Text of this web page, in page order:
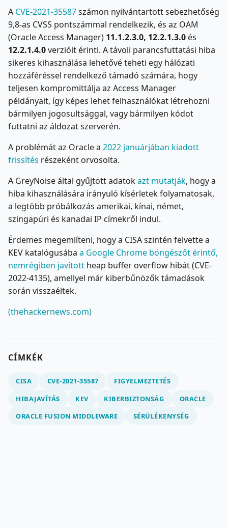
A CVE-2021-35587számon nyilvántartott sebezhetőség
9,8-as CVSS pontszámmal rendelkezik, és az OAM
(Oracle Access Manager) 11.1.2.3.0, 12.2.1.3.0 és
12.2.1.4.0verzióit érinti. A távoli parancsfuttatási hiba
sikeres kihasználása lehetővé teheti egy hálózati
hozzáféréssel rendelkező támadó számára, hogy
teljesen kompromittálja az Access Manager
példányait, így képes lehet felhasználókat létrehozni
bármilyen jogosultsággal, vagy bármilyen kódot
futtatni az áldozat szerverén.
A problémát az Oracle a 2022 januárjában kiadott
frissítés részeként orvosolta.
A GreyNoise által gyűjtött adatokazt mutatják, hogy a
hiba kihasználására irányuló kísérletek folyamatosak,
a legtöbb próbálkozás amerikai, kínai, német,
szingapúri és kanadai IP címekről indul.
Érdemes megemlíteni, hogy a CISA szintén felvette a
KEV katalógusába a Google Chrome böngészőt érintő,
nemrégiben javított heap buffer overflow hibát (CVE-
2022-4135), amellyel már kiberbűnözők támadások
során visszaéltek.
(thehackernews.com)
CÍMKÉK
CISA CVE-2021-35587
FIGYELMEZTETÉS
HIBAJAVÍTÁS
KEV KIBERBIZTONSÁG
ORACLE
ORACLE FUSION MIDDLEWARE
SÉRÜLÉKENYSÉG